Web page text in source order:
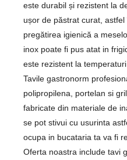
este durabil și rezistent la
ușor de păstrat curat,
pregătirea igienică a
inox poate fi pus atat in
este rezistent la
Tavile gastronorm
polipropilena, portelan si
fabricate din materiale de
se pot stivui cu usurinta
ocupa in bucataria ta va fi
Oferta noastra include tavi